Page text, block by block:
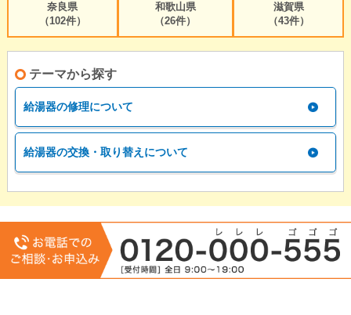
奈良県
（102件）
和歌山県
（26件）
滋賀県
（43件）
テーマから探す
給湯器の修理について
給湯器の交換・取り替えについて